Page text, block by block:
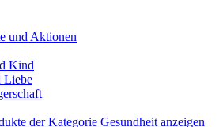
und Aktionen
Kind
Liebe
der Kategorie Gesundheit anzeigen